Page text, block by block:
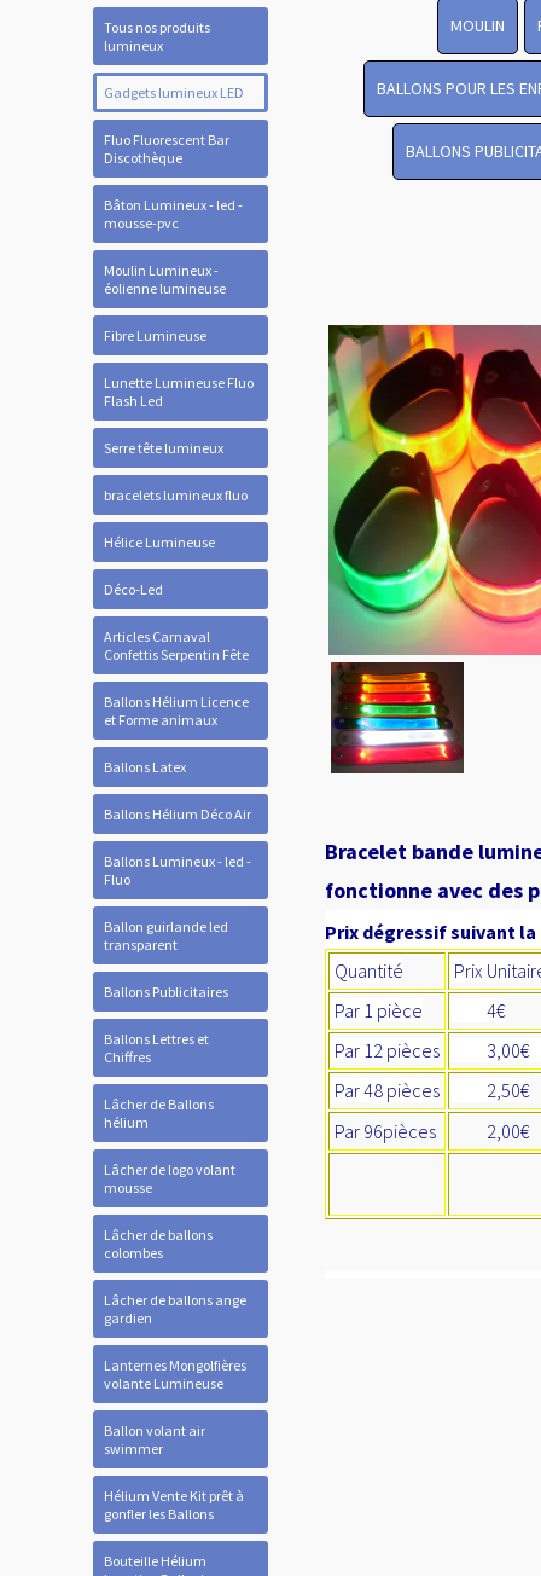
Tous nos produits
lumineux
Gadgets lumineux LED
Fluo Fluorescent Bar
Discothèque
Bâton Lumineux - led -
mousse-pvc
Moulin Lumineux -
éolienne lumineuse
Fibre Lumineuse
Lunette Lumineuse Fluo
Flash Led
Serre tête lumineux
bracelets lumineux fluo
Hélice Lumineuse
Déco-Led
Articles Carnaval
Confettis Serpentin Fête
Ballons Hélium Licence
et Forme animaux
Ballons Latex
Ballons Hélium Déco Air
Ballons Lumineux - led -
Fluo
Ballon guirlande led
transparent
Ballons Publicitaires
Ballons Lettres et
Chiffres
Lâcher de Ballons
hélium
Lâcher de logo volant
mousse
Lâcher de ballons
colombes
Lâcher de ballons ange
gardien
Lanternes Mongolfières
volante Lumineuse
Ballon volant air
swimmer
Hélium Vente Kit prêt à
gonfler les Ballons
Bouteille Hélium
MOULIN
BALLONS POUR LES
BALLONS
Bracelet bande
fonctionne avec des
Prix dégressif suivant
Quantité
Prix
Par 1 pièce
4€
Par 12 pièces
Par 48 pièces
2,50€
Par 96pièces
2,00€